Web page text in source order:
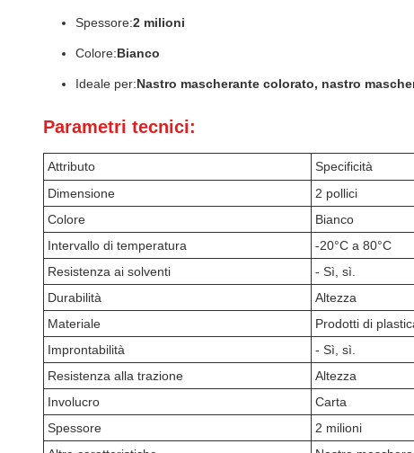
Spessore:2 milioni
Colore:Bianco
Ideale per:Nastro mascherante colorato, nastro
Parametri tecnici:
Attributo
Specificità
Dimensione
2 pollici
Colore
Bianco
Intervallo di temperatura
-20°C a 80°C
Resistenza ai solventi
- Sì, sì.
Durabilità
Altezza
Materiale
Prodotti di
Improntabilità
- Sì, sì.
Resistenza alla trazione
Altezza
Involucro
Carta
Spessore
2 milioni